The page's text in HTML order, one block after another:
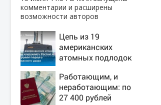
комментарии и расширены
возможности авторов
Цепь из 19
американских
атомных подлодок
и Китай: это
инструмент первого
массированного
Работающим, и
неработающим: по
27 400 рублей